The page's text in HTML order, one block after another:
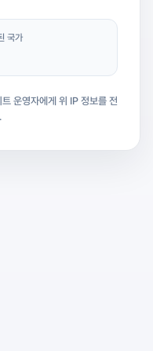
국가
운영자에게 위 IP 정보를 전